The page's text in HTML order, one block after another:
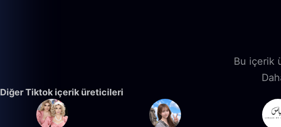
Bu içerik
Diğer Tiktok içerik üreticileri